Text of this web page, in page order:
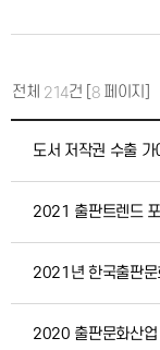
전체 214건 [ 8페이지]
도서 저작권 수출